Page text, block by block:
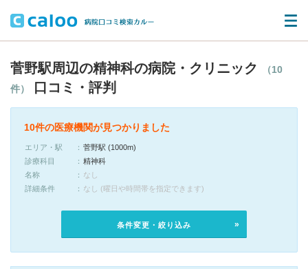
菅野駅周辺の精神科の病院・クリニック
（10
件）
口コミ・評判
10件の医療機関が見つかりました
エリア・駅
菅野駅 (1000m)
診療科目
精神科
名称
なし
詳細条件
なし (曜日や時間帯を指定できます)
条件変更・絞り込み